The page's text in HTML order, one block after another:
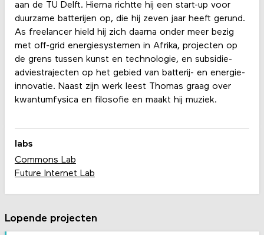
aan de TU Delft. Hierna richtte hij een start-up voor
duurzame batterijen op, die hij zeven jaar heeft gerund.
As freelancer hield hij zich daarna onder meer bezig
met off-grid energiesystemen in Afrika, projecten op
de grens tussen kunst en technologie, en subsidie-
adviestrajecten op het gebied van batterij- en energie-
innovatie. Naast zijn werk leest Thomas graag over
kwantumfysica en filosofie en maakt hij muziek.
labs
Commons Lab
Future Internet Lab
Lopende projecten